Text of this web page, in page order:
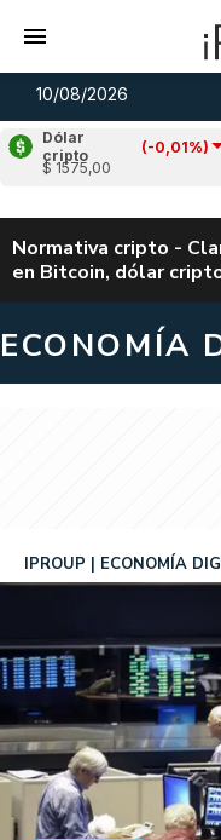
10/08/2026
Dólar
cripto
(-0,01%)
$ 1575,00
0,09%)
u$s
Normativa cripto -
en Bitcoin, dólar
ECONOMÍA
IPROUP ECONOMÍA